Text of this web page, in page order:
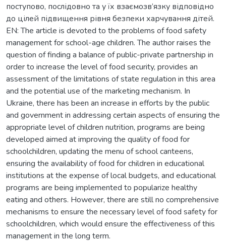
поступово, послідовно та у їх взаємозв’язку відповідно
до цілей підвищення рівня безпеки харчування дітей.
EN: The article is devoted to the problems of food safety
management for school-age children. The author raises the
question of finding a balance of public-private partnership in
order to increase the level of food security, provides an
assessment of the limitations of state regulation in this area
and the potential use of the marketing mechanism. In
Ukraine, there has been an increase in efforts by the public
and government in addressing certain aspects of ensuring the
appropriate level of children nutrition, programs are being
developed aimed at improving the quality of food for
schoolchildren, updating the menu of school canteens,
ensuring the availability of food for children in educational
institutions at the expense of local budgets, and educational
programs are being implemented to popularize healthy
eating and others. However, there are still no comprehensive
mechanisms to ensure the necessary level of food safety for
schoolchildren, which would ensure the effectiveness of this
management in the long term.